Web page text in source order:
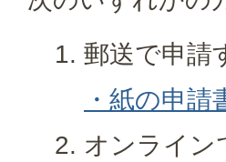
郵送で申請
・紙の申
オンライン